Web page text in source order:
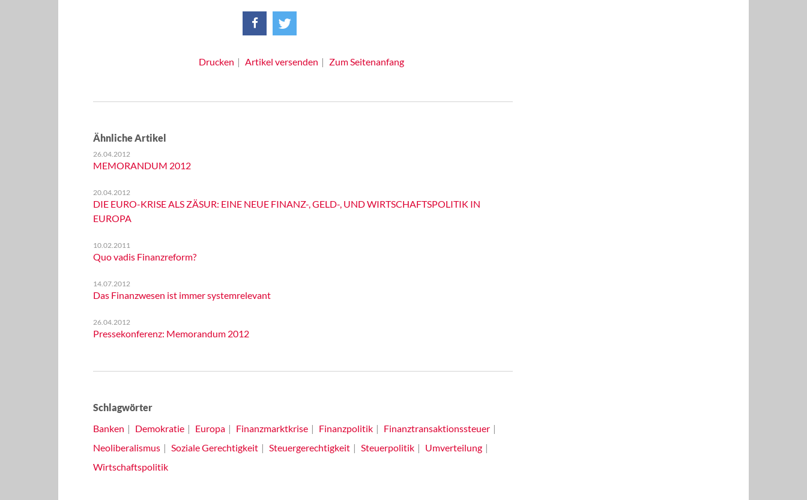
Drucken Artikel versenden Zum Seitenanfang
Ähnliche Artikel
26.04.2012
MEMORANDUM 2012
20.04.2012
DIE EURO-KRISE ALS ZÄSUR: EINE NEUE FINANZ-, GELD-, UND WIRTSCHAFTSPOLITIK IN
EUROPA
10.02.2011
Quo vadis Finanzreform?
14.07.2012
Das Finanzwesen ist immer systemrelevant
26.04.2012
Pressekonferenz: Memorandum 2012
Schlagwörter
Banken
Demokratie Europa Finanzmarktkrise Finanzpolitik
Finanztransaktionssteuer
Neoliberalismus
Soziale Gerechtigkeit Steuergerechtigkeit Steuerpolitik
Umverteilung
Wirtschaftspolitik